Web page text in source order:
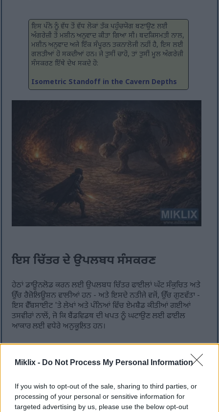
Miklix - Do Not Process My Personal Information
If you wish to opt-out of the sale, sharing to third parties, or
processing of your personal or sensitive information for
targeted advertising by us, please use the below opt-out
ਇਸ ਪੰਨੇ ਨੂੰ ਵੱਧ ਤੋਂ ਵੱਧ ਲੋਕਾਂ ਤੱਕ ਪਹੁੰਚਯੋਗ ਬਣਾਉਣ ਲਈ
ਅੰਗਰੇਜ਼ੀ ਤੋਂ ਮਸ਼ੀਨ ਅਨੁਵਾਦ ਕੀਤਾ ਗਿਆ ਸੀ। ਬਦਕਿਸਮਤੀ ਨਾਲ,
ਮਸ਼ੀਨ ਅਨੁਵਾਦ ਅਜੇ ਇੱਕ ਸੰਪੂਰਨ ਤਕਨਾਲੋਜੀ ਨਹੀਂ ਹੈ, ਇਸ ਲਈ
ਗਲਤੀਆਂ ਹੋ ਸਕਦੀਆਂ ਹਨ। ਜੇ ਤੁਸੀਂ ਚਾਹੋ, ਤਾਂ ਤੁਸੀਂ ਮੂਲ ਅੰਗਰੇਜ਼ੀ
ਸੰਸਕਰਣ ਇੱਥੇ ਦੇਖ ਸਕਦੇ ਹੋ:
Isometric Standoff in the Cavern Depths
ਇਸ ਚਿੱਤਰ ਦੇ ਉਪਲਬਧ ਸੰਸਕਰਣ
ਹੇਠਾਂ ਡਾਊਨਲੋਡ ਕਰਨ ਲਈ ਉਪਲਬਧ ਚਿੱਤਰ ਫਾਈਲਾਂ ਘੱਟ ਸੰਕੁਚਿਤ ਅਤੇ
ਉੱਚ ਰੈਜ਼ੋਲਿਊਸ਼ਨ ਵਾਲੀਆਂ ਹਨ - ਅਤੇ ਇਸਦੇ ਨਤੀਜੇ ਵਜੋਂ, ਉੱਚ ਗੁਣਵੱਤਾ -
ਇਸ ਵੈੱਬਸਾਈਟ 'ਤੇ ਲੇਖਾਂ ਅਤੇ ਪੰਨਿਆਂ ਵਿੱਚ ਏਮਬੈਡ ਕੀਤੀਆਂ ਗਈਆਂ
ਤਸਵੀਰਾਂ ਨਾਲੋਂ, ਜੋ ਕਿ ਬੈਂਡਵਿਡਥ ਦੀ ਖਪਤ ਨੂੰ ਘਟਾਉਣ ਲਈ ਫਾਈਲ
ਆਕਾਰ ਲਈ ਵਧੇਰੇ ਅਨੁਕੂਲਿਤ ਹਨ।
WebP(320 KB)
JPEG (583 KB)